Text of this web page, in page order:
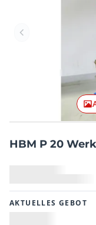
Vorheriger Artikel
HBM P 20
AKTUELLES GEBOT